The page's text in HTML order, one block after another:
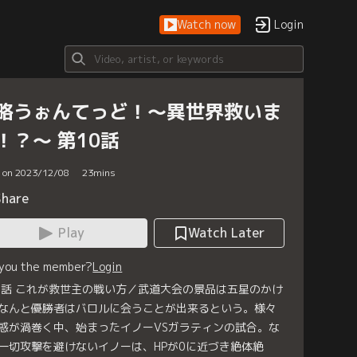
Watch now Login
うぉんてっど！～異世界救いま
？～ 第10話
2023/12/08 23mins
Play
Watch Later
the member?Login
これが救世主の戦い方／武道大会の景品は五星のかけ
んと優勝者はバロルに会うことが出来るという。様々
が渦巻く中、始まったイノーVSガラティンの試合。な
切攻撃を避けないイノーは、HPが0に近づき絶体絶